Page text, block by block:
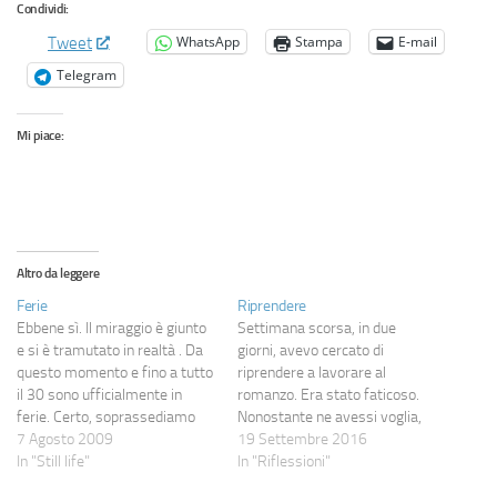
Condividi:
Tweet WhatsApp Stampa
E-mail
Telegram
Mi piace:
Altro da leggere
Ferie
Ebbene sì. Il miraggio è giunto
e si è tramutato in realtà . Da
questo momento e fino a tutto
il 30 sono ufficialmente in
ferie. Certo, soprassediamo
sul cliente/genio (lo stesso che
diceva che non sono
7 Agosto 2009
In "Still life"
Riprendere
Settimana scorsa, in due
giorni, avevo cercato di
riprendere a lavorare al
romanzo. Era stato faticoso.
Nonostante ne avessi voglia,
nonostante almeno qualche
idea ci fosse, le parole
19 Settembre 2016
In "Riflessioni"